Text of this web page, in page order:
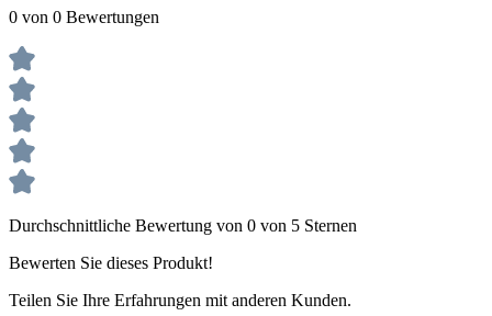
0 von 0 Bewertungen
Durchschnittliche Bewertung von 0 von 5 Sternen
Bewerten Sie dieses Produkt!
Teilen Sie Ihre Erfahrungen mit anderen Kunden.